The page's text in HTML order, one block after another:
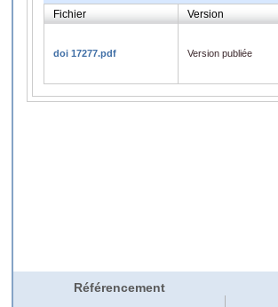
Fichier Version
doi 17277.pdf
Version publiée
Référencement